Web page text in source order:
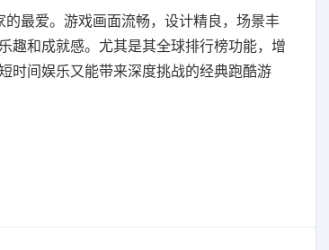
最爱。游戏画面流畅，设计精良，场景丰
趣和成就感。尤其是其全球排行榜功能，增
时间娱乐又能带来深度挑战的经典跑酷游